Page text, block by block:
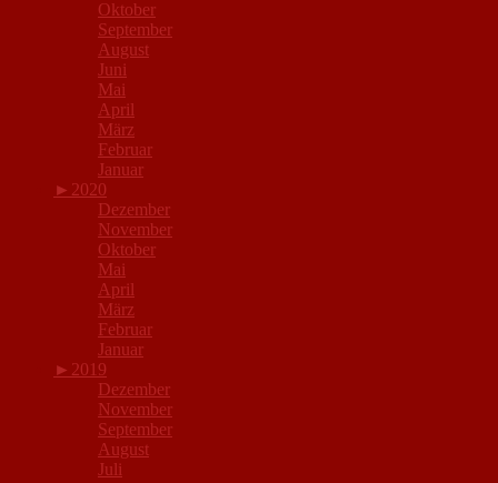
Oktober
September
August
Juni
Mai
April
März
Februar
Januar
► 2020
Dezember
November
Oktober
Mai
April
März
Februar
Januar
► 2019
Dezember
November
September
August
Juli